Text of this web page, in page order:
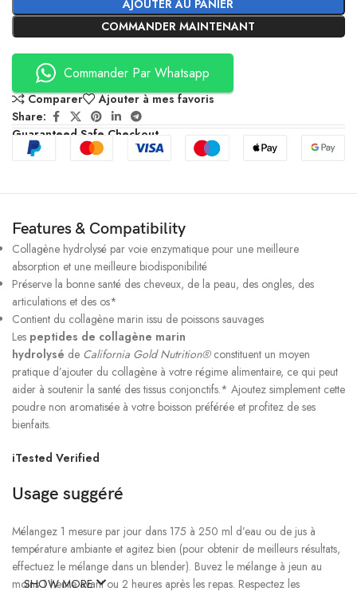
AJOUTER AU PANIER
COMMANDER MAINTENANT
Commander Par Whatsapp
Comparer
Ajouter à mes favoris
Share:
Guaranteed Safe Checkout
Features & Compatibility
Collagène hydrolysé par voie enzymatique pour une meilleure
absorption et une meilleure biodisponibilité
Préserve la bonne santé des cheveux, de la peau, des ongles, des
articulations et des os*
Contient du collagène marin issu de poissons sauvages
Les peptides de collagène marin
hydrolysé de California Gold Nutrition® constituent un moyen
pratique d’ajouter du collagène à votre régime alimentaire, ce qui peut
aider à soutenir la santé des tissus conjonctifs.* Ajoutez simplement cette
poudre non aromatisée à votre boisson préférée et profitez de ses
bienfaits.
iTested Verified
Usage suggéré
Mélangez 1 mesure par jour dans 175 à 250 ml d’eau ou de jus à
température ambiante et agitez bien (pour obtenir de meilleurs résultats,
effectuez le mélange dans un blender). Buvez le mélange à jeun au
moins 1 heure avant ou 2 heures après les repas. Respectez les
SHOW MORE